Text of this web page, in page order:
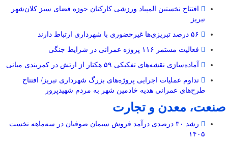
افتتاح نخستین المپیاد ورزشی کارکنان حوزه فضای سبز کلان‌شهر
تبریز
فعالیت مستمر ۱۱۶ پروژه عمرانی در شرایط جنگی
آماده‌سازی نقشه‌های تفکیکی ۵۹ هکتار از ارتش در کمربندی میانی
تداوم عملیات اجرایی پروژه‌های بزرگ شهرداری تبریز/ افتتاح
طرح‌های عمرانی هدیه خادمین شهر به مردم شهیدپرور
صنعت، معدن و تجارت
رشد ۳۰ درصدی درآمد فروش سیمان صوفیان در سه‌ماهه نخست
۱۴۰۵